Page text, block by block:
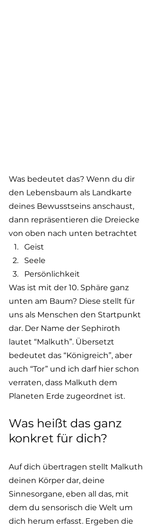
Was bedeutet das? Wenn du dir
den Lebensbaum als Landkarte
deines Bewusstseins anschaust,
dann repräsentieren die Dreiecke
von oben nach unten betrachtet
Geist
Seele
Persönlichkeit
Was ist mit der 10. Sphäre ganz
unten am Baum? Diese stellt für
uns als Menschen den Startpunkt
dar. Der Name der Sephiroth
lautet “Malkuth”. Übersetzt
bedeutet das “Königreich”, aber
auch “Tor” und ich darf hier schon
verraten, dass Malkuth dem
Planeten Erde zugeordnet ist.
Was heißt das ganz
konkret für dich?
Auf dich übertragen stellt Malkuth
deinen Körper dar, deine
Sinnesorgane, eben all das, mit
dem du sensorisch die Welt um
dich herum erfasst. Ergeben die